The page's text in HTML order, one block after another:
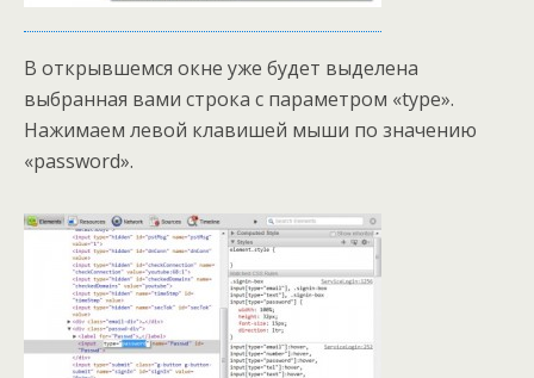
В открывшемся окне уже будет выделена
выбранная вами строка с параметром «type».
Нажимаем левой клавишей мыши по значению
«password».